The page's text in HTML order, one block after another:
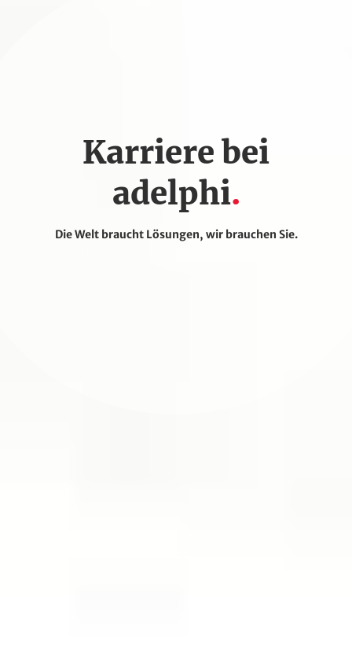
Karriere bei
adelphi
Die Welt braucht Lösungen, wir brauchen Sie.